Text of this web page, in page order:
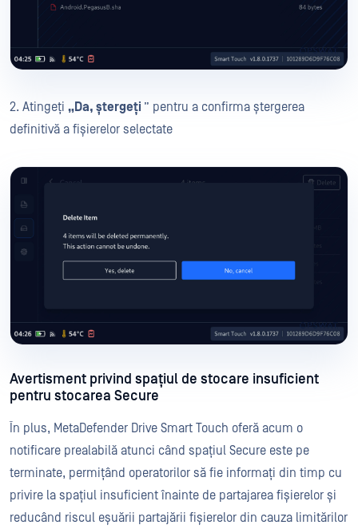
2. Atingeți „Da, ștergeți ” pentru a confirma ștergerea
definitivă a fișierelor selectate
Avertisment privind spațiul de stocare insuficient
pentru stocarea Secure
În plus, MetaDefender Drive Smart Touch oferă acum o
notificare prealabilă atunci când spațiul Secure este pe
terminate, permițând operatorilor să fie informați din timp cu
privire la spațiul insuficient înainte de partajarea fișierelor și
reducând riscul eșuării partajării fișierelor din cauza limitărilor